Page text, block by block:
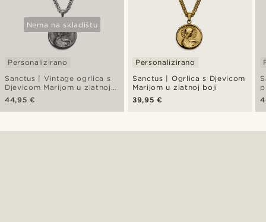
Nema na skladištu
Sanctus | Vintage ogrlica s
Djevicom Marijom u zlatnoj
boji
Personalizirano
44,95 €
Sanctus | Ogrlica s Djevicom
Marijom u zlatnoj boji
Personalizirano
39,95 €